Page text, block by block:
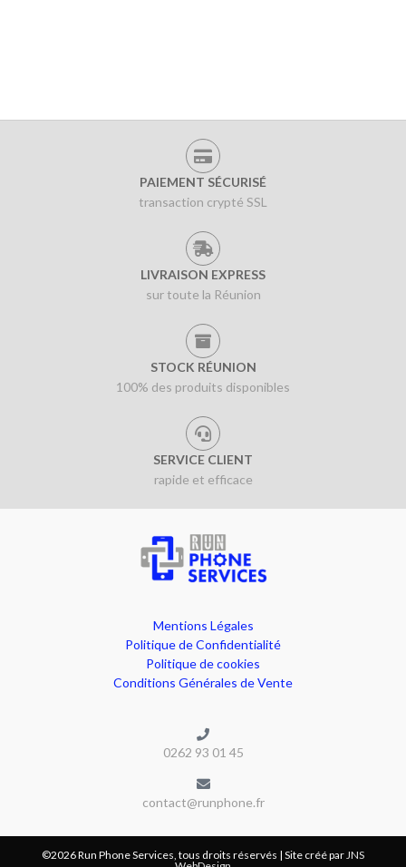
PAIEMENT SÉCURISÉ
transaction crypté SSL
LIVRAISON EXPRESS
sur toute la Réunion
STOCK RÉUNION
100% des produits disponibles
SERVICE CLIENT
rapide et efficace
Mentions Légales
Politique de Confidentialité
Politique de cookies
Conditions Générales de Vente
0262 93 01 45
contact@runphone.fr
©️2026 Run Phone Services, tous droits réservés | Site créé parJNS